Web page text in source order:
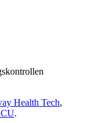
Health Tech,
.